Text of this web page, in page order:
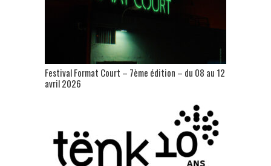
Festival Format Court – 7ème édition – du 08 au 12
avril 2026